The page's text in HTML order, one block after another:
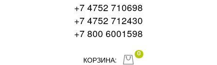
+7 4752 710698
+7 4752 712430
+7 800 6001598
КОРЗИНА:
0